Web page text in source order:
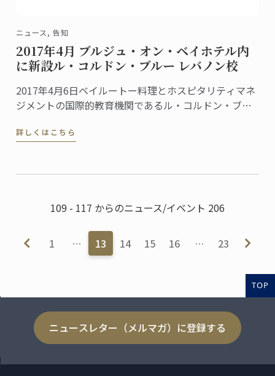
ニュース, 告知
2017年4月 ブルジュ・オン・ベイホテル内
に新設ル・コルドン・ブルー レバノン校
2017年4月6日ベイルートー料理とホスピタリティマネ
ジメントの国際的教育機関であるル・コルドン・ブル
ィプロムから料理、菓子、パンのディプロムが修得で
詳しくはこちら
109 - 117 からのニュース/イベント 206
1 … 13 14 15 16 … 23
TOP
ニュースレター（メルマガ）に登録する